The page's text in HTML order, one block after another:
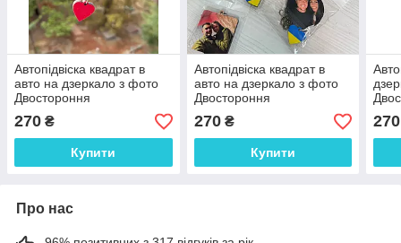
Автопідвіска квадрат в
авто на дзеркало з фото
Двостороння
270 ₴
Купити
Автопідвіска квадрат в
авто на дзеркало з фото
Двостороння
270₴
Купити
270
Про нас